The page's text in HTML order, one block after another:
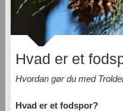
Hvad er et
Hvordan gør du med
Hvad er et fodspor?